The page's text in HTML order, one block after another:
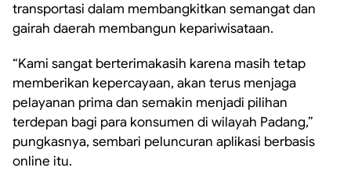
transportasi dalam membangkitkan semangat dan
gairah daerah membangun kepariwisataan.
“Kami sangat berterimakasih karena masih tetap
memberikan kepercayaan, akan terus menjaga
pelayanan prima dan semakin menjadi pilihan
terdepan bagi para konsumen di wilayah Padang,”
pungkasnya, sembari peluncuran aplikasi berbasis
online itu.